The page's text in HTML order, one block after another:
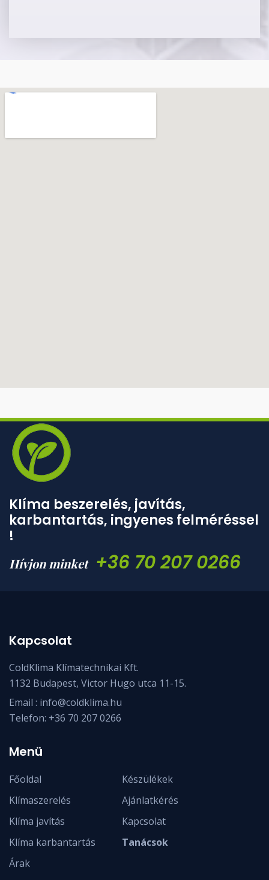
Klíma beszerelés, javítás,
karbantartás, ingyenes felméréssel
!
Hívjon minket +36 70 207 0266
Kapcsolat
ColdKlima Klímatechnikai Kft.
1132 Budapest, Victor Hugo utca 11-15.
Email : info@coldklima.hu
Telefon: +36 70 207 0266
Menü
Főoldal
Klímaszerelés
Klíma javítás
Klíma karbantartás
Árak
Készülékek
Ajánlatkérés
Kapcsolat
Tanácsok